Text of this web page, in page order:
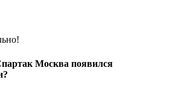
Москва появился